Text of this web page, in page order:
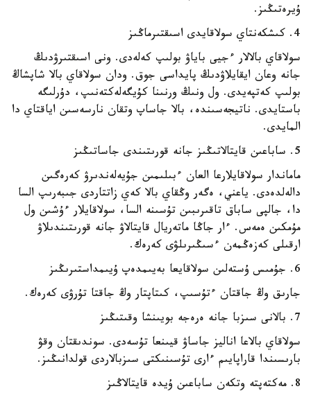
ۇيرەتىڭىز.
4. كىشكەنتاي سولاقايدى اسىقتىرماڭىز
سولاقاي بالالار ءجيى باياۋ بولىپ كەلەدى. ونى اسىقتىرۋدىڭ
جانە وعان ايقايلاۋدىڭ پايداسى جوق. ودان سولاقاي بالا شاپشاڭ
بولىپ كەتپەيدى. ول ونىڭ ورنىنا كۇيگەلەكتەنىپ، دۇرلىگە
باستايدى. ناتيجەسىندە، بالا جاساپ وتقان نارسەسىن اياقتاي دا
المايدى.
5. ساباعىن قايتالاتىڭىز جانە قورىتىندى جاساتىڭىز
ماماندار سولاقايلارعا العان ءبىلىمىن جۇيەلەندىرۋ كەرەگىن
دالەلدەدى. ياعني، ەگەر وڭقاي بالا كەي زاتتاردى جىبەرىپ السا
دا، جالپى ساباق تاقىرىبىن تۇسىنە السا، سولاقايلار ءۇشىن ول
مۇمكىن ەمەس. ءار جاڭا ماتەريال قايتالاۋ جانە قورىتىندىلاۋ
ارقىلى كەزەڭمەن ءسىڭىرىلۋى كەرەك.
6. جۇمىس ۇستەلىن سولاقايعا بەيىمدەپ ۇيىمداستىرىڭىز
جارىق وڭ جاقتان ءتۇسىپ، كىتاپتار وڭ جاقتا تۇرۋى كەرەك.
7. بالانى سىزبا جانە ەرەجە بويىنشا وقىتىڭىز
سولاقاي بالاعا اناليز جاساۋ قيىنعا تۇسەدى. سوندىقتان وقۋ
بارىسىندا قاراپايىم ءارى تۇسىنىكتى سىزبالاردى قولدانىڭىز.
8. مەكتەپتە وتكەن ساباعىن ۇيدە قايتالاڭىز